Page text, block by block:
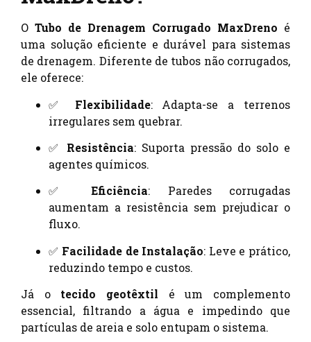
O Tubo de Drenagem Corrugado MaxDreno é
uma solução eficiente e durável para sistemas
de drenagem. Diferente de tubos não corrugados,
ele oferece:
✅ Flexibilidade: Adapta-se a terrenos
irregulares sem quebrar.
✅ Resistência: Suporta pressão do solo e
agentes químicos.
✅ Eficiência: Paredes corrugadas
aumentam a resistência sem prejudicar o
fluxo.
✅ Facilidade de Instalação: Leve e prático,
reduzindo tempo e custos.
Já o tecido geotêxtil é um complemento
essencial, filtrando a água e impedindo que
partículas de areia e solo entupam o sistema.